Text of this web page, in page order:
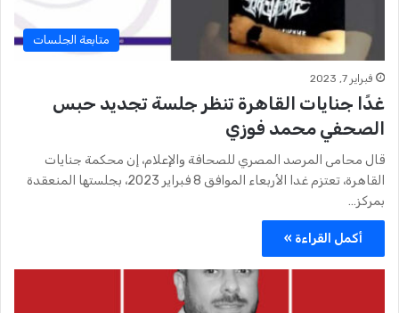
متابعة الجلسات
فبراير 7, 2023
غدًا جنايات القاهرة تنظر جلسة تجديد حبس
الصحفي محمد فوزي
قال محامى المرصد المصري للصحافة والإعلام، إن محكمة جنايات
القاهرة، تعتزم غدا الأربعاء الموافق 8 فبراير 2023، بجلستها المنعقدة
بمركز…
أكمل القراءة »